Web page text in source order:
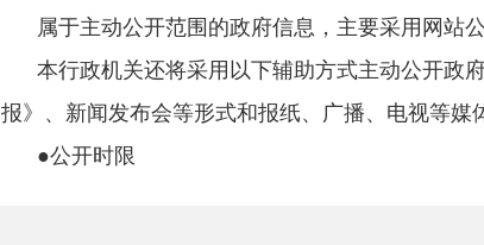
属于主动公开范围的政府信息，主要采用网站
本行政机关还将采用以下辅助方式主动公开政
报》、新闻发布会等形式和报纸、广播、电视等媒
●公开时限